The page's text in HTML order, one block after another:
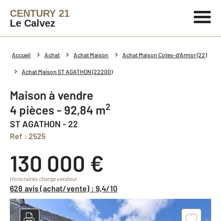
CENTURY 21
Le Calvez
Accueil Achat Achat Maison Achat Maison Cotes-d'Armor (22)
Achat Maison ST AGATHON (22200)
Maison à vendre
4 pièces - 92,84 m2
ST AGATHON - 22
Ref : 2525
130 000 €
Honoraires charge vendeur
628 avis (achat/vente) : 9,4/10